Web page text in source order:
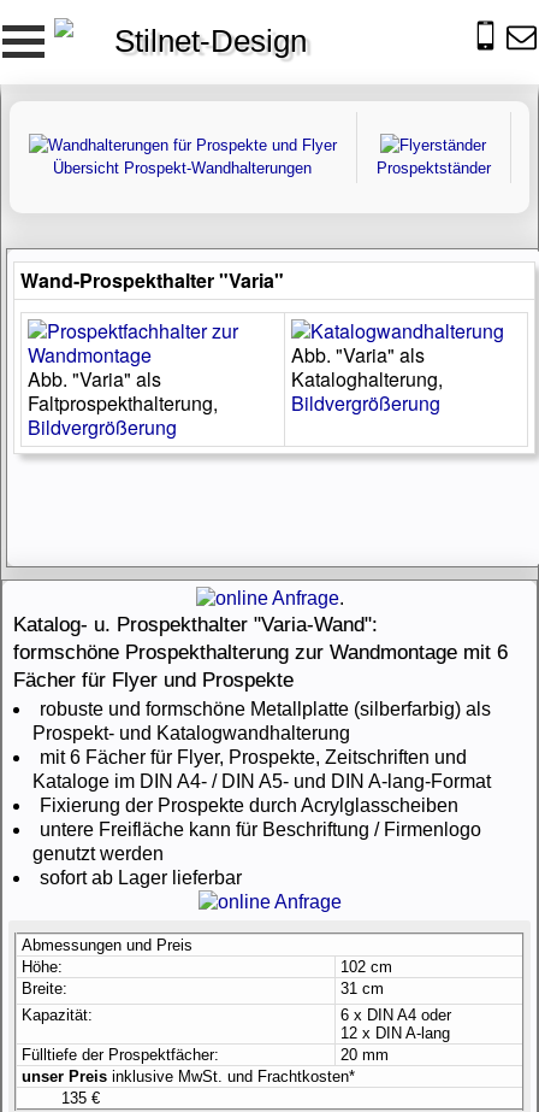
Stilnet-Design
Übersicht Prospekt-Wandhalterungen Prospektständer
.
Katalog- u. Prospekthalter "Varia-Wand":
formschöne Prospekthalterung zur Wandmontage mit 6
Fächer für Flyer und Prospekte
robuste und formschöne Metallplatte (silberfarbig) als
Prospekt- und Katalogwandhalterung
mit 6 Fächer für Flyer, Prospekte, Zeitschriften und
Kataloge im DIN A4- / DIN A5- und DIN A-lang-Format
Fixierung der Prospekte durch Acrylglasscheiben
untere Freifläche kann für Beschriftung / Firmenlogo
genutzt werden
sofort ab Lager lieferbar
Abmessungen und Preis
Höhe:
102 cm
Breite:
31 cm
Kapazität:
6 x DIN A4 oder
12 x DIN A-lang
Fülltiefe der Prospektfächer:
20 mm
unser Preis inklusive MwSt. und Frachtkosten*
135 €
Wand-Prospekthalter "Varia"
Abb. "Varia" als
Faltprospekthalterung,
Bildvergrößerung
Abb. "Varia" als
Kataloghalterung,
Bildvergrößerung